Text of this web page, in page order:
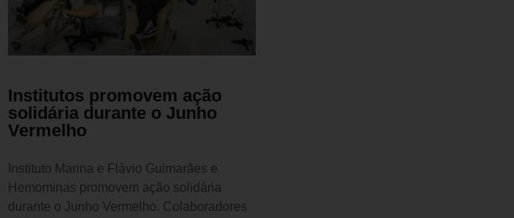
Institutos promovem ação
solidária durante o Junho
Vermelho
Instituto Marina e Flávio Guimarães e
Hemominas promovem ação solidária
durante o Junho Vermelho. Colaboradores